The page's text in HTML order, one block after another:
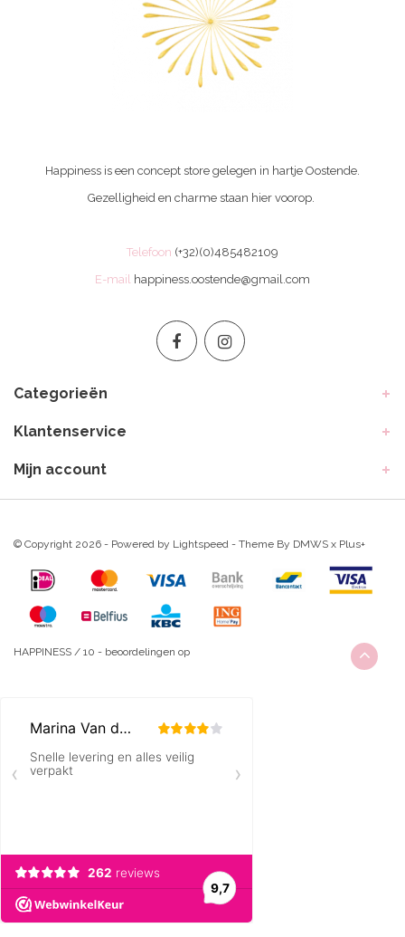
Happiness is een concept store gelegen in hartje Oostende.
Gezelligheid en charme staan hier voorop.
Telefoon (+32)(0)485482109
E-mail happiness.oostende@gmail.com
Categorieën
Klantenservice
Mijn account
© Copyright 2026 - Powered by Lightspeed - Theme By DMWS x Plus+
HAPPINESS / 10 - beoordelingen op